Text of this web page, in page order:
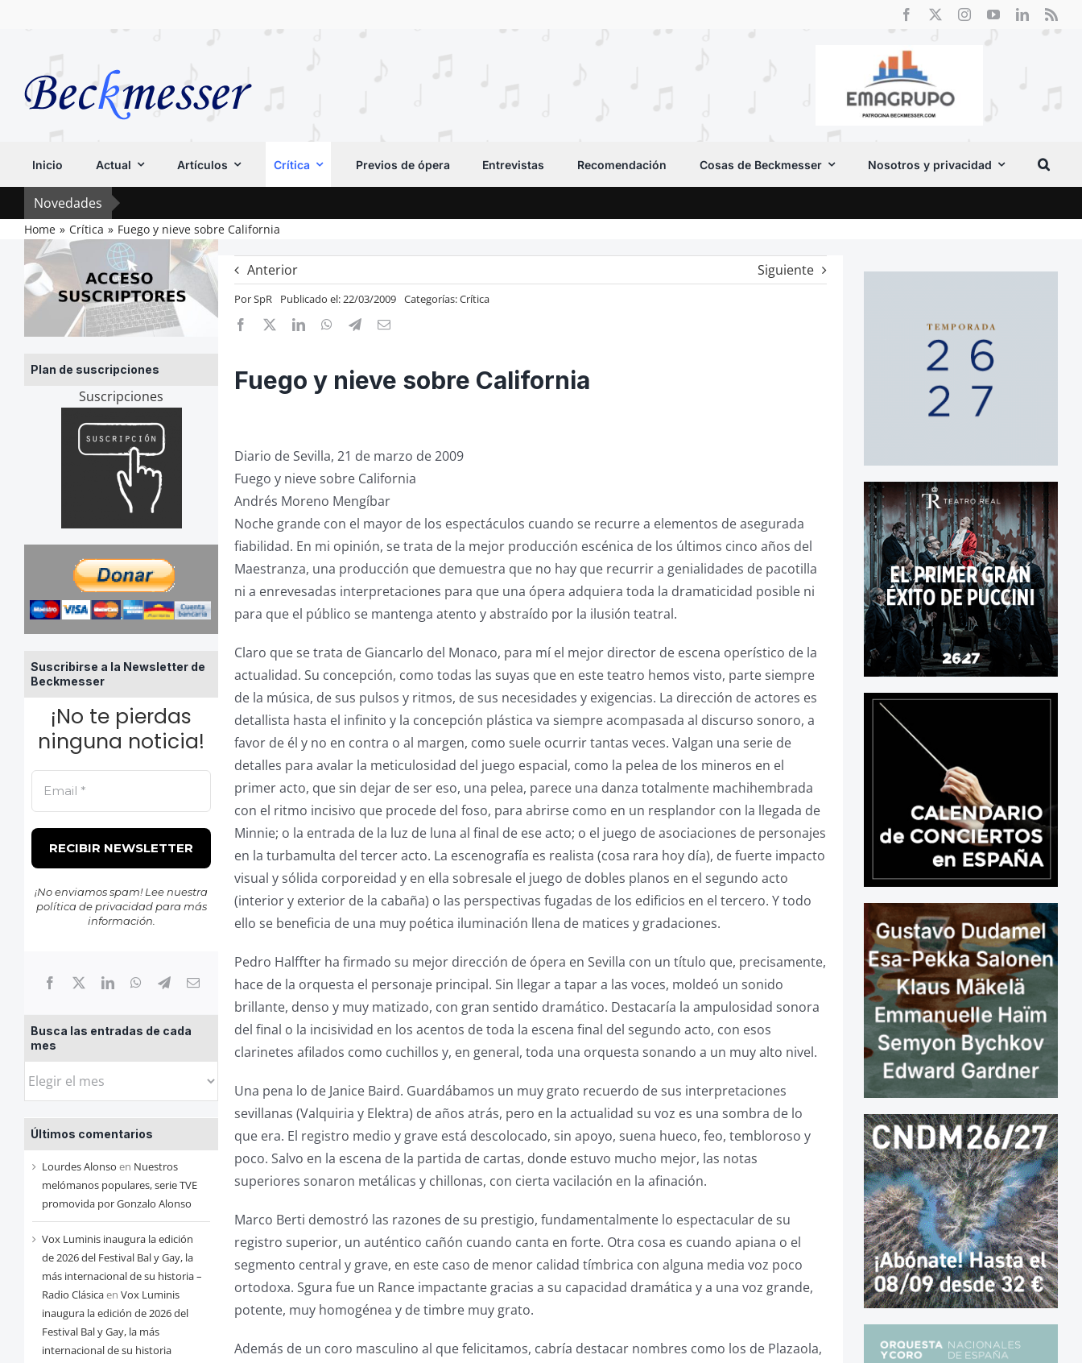
Inicio Actual Artículos Crítica Previos de ópera Entrevistas Recomendación Cosas de Beckmesser Nosotros y privacidad
Novedades
Home Crítica Fuego y nieve sobre California
Plan de suscripciones
Suscripciones
Suscribirse a la Newsletter de
Beckmesser
¡No te pierdas
ninguna noticia!
¡No enviamos spam! Lee nuestra
política de privacidadpara más
información.
Busca las entradas de cada
mes
Busca
entradas
de
cada
mes
Últimos comentarios
Lourdes Alonso en Nuestros
melómanos populares, serie TVE
promovida por Gonzalo Alonso
Vox Luminis inaugura la edición
de 2026 del Festival Bal y Gay, la
más internacional de su historia –
Radio Clásicaen Vox Luminis
inaugura la edición de 2026 del
Festival Bal y Gay, la más
internacional de su historia
Anterior Siguiente
PorSpR Publicado el: 22/03/2009 Categorías:Crítica
Fuego y nieve sobre California
Diario de Sevilla, 21 de marzo de 2009
Fuego y nieve sobre California
Andrés Moreno Mengíbar
Noche grande con el mayor de los espectáculos cuando se recurre a elementos de asegurada
fiabilidad. En mi opinión, se trata de la mejor producción escénica de los últimos cinco años del
Maestranza, una producción que demuestra que no hay que recurrir a genialidades de pacotilla
ni a enrevesadas interpretaciones para que una ópera adquiera toda la dramaticidad posible ni
para que el público se mantenga atento y abstraído por la ilusión teatral.
Claro que se trata de Giancarlo del Monaco, para mí el mejor director de escena operístico de la
actualidad. Su concepción, como todas las suyas que en este teatro hemos visto, parte siempre
de la música, de sus pulsos y ritmos, de sus necesidades y exigencias. La dirección de actores es
detallista hasta el infinito y la concepción plástica va siempre acompasada al discurso sonoro, a
favor de él y no en contra o al margen, como suele ocurrir tantas veces. Valgan una serie de
detalles para avalar la meticulosidad del juego espacial, como la pelea de los mineros en el
primer acto, que sin dejar de ser eso, una pelea, parece una danza totalmente machihembrada
con el ritmo incisivo que procede del foso, para abrirse como en un resplandor con la llegada de
Minnie; o la entrada de la luz de luna al final de ese acto; o el juego de asociaciones de personajes
en la turbamulta del tercer acto. La escenografía es realista (cosa rara hoy día), de fuerte impacto
visual y sólida corporeidad y en ella sobresale el juego de dobles planos en el segundo acto
(interior y exterior de la cabaña) o las perspectivas fugadas de los edificios en el tercero. Y todo
ello se beneficia de una muy poética iluminación llena de matices y gradaciones.
Pedro Halffter ha firmado su mejor dirección de ópera en Sevilla con un título que, precisamente,
hace de la orquesta el personaje principal. Sin llegar a tapar a las voces, moldeó un sonido
brillante, denso y muy matizado, con gran sentido dramático. Destacaría la ampulosidad sonora
del final o la incisividad en los acentos de toda la escena final del segundo acto, con esos
clarinetes afilados como cuchillos y, en general, toda una orquesta sonando a un muy alto nivel.
Una pena lo de Janice Baird. Guardábamos un muy grato recuerdo de sus interpretaciones
sevillanas (Valquiria y Elektra) de años atrás, pero en la actualidad su voz es una sombra de lo
que era. El registro medio y grave está descolocado, sin apoyo, suena hueco, feo, tembloroso y
poco. Salvo en la escena de la partida de cartas, donde estuvo mucho mejor, las notas
superiores sonaron metálicas y chillonas, con cierta vacilación en la afinación.
Marco Berti demostró las razones de su prestigio, fundamentalmente lo espectacular de su
registro superior, un auténtico cañón cuando canta en forte. Otra cosa es cuando apiana o el
segmento central y grave, en este caso de menor calidad tímbrica con alguna media voz poco
ortodoxa. Sgura fue un Rance impactante gracias a su capacidad dramática y a una voz grande,
potente, muy homogénea y de timbre muy grato.
Además de un coro masculino al que felicitamos, cabría destacar nombres como los de Plazaola,